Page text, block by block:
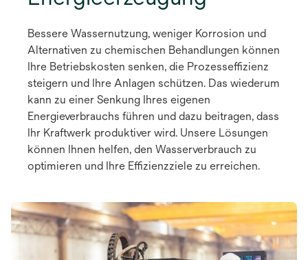
Bessere Wassernutzung, weniger Korrosion und
Alternativen zu chemischen Behandlungen können
Ihre Betriebskosten senken, die Prozesseffizienz
steigern und Ihre Anlagen schützen. Das wiederum
kann zu einer Senkung Ihres eigenen
Energieverbrauchs führen und dazu beitragen, dass
Ihr Kraftwerk produktiver wird. Unsere Lösungen
können Ihnen helfen, den Wasserverbrauch zu
optimieren und Ihre Effizienzziele zu erreichen.